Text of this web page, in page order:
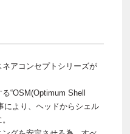
アコンセプトシリーズが
“OSM(Optimum Shell
により、ヘッドからシェル